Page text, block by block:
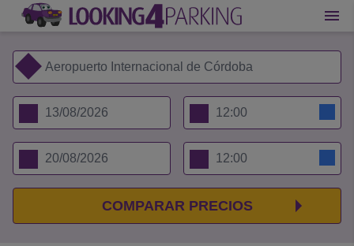
COMPARAR PRECIOS